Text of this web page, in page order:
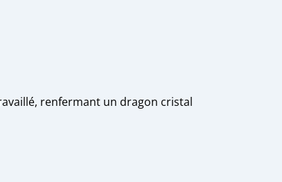
renfermant un dragon cristal